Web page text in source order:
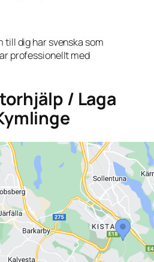
till dig har svenska som
professionellt med
/ Laga